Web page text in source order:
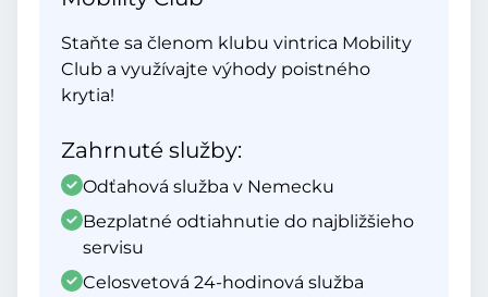
Staňte sa členom klubu vintrica Mobility
Club a využívajte výhody poistného
krytia!
Zahrnuté služby:
Odťahová služba v Nemecku
Bezplatné odtiahnutie do najbližšieho
servisu
Celosvetová 24-hodinová služba